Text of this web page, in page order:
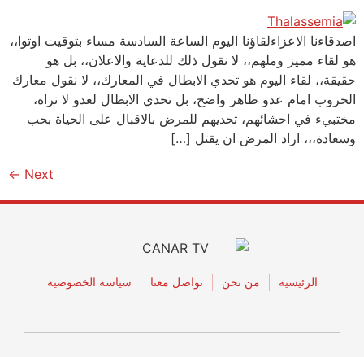
اصدقاءنا الاعزاءلقاؤنا اليوم الساعة السادسة مساء بتوقيت اوتوا،،
هو لقاء مميز وملهم،، لا نقول ذلك للدعاية والاعلان،، بل هو
حقيقة،، لقاء اليوم هو تحدي الابطال في المعارك،، لا نقول معارك
الحروب امام عدو ظاهر واضح، بل تحدي الابطال لعدو لا نراه،
مختبيء في احشائهم، تحديهم للمرض بالاقبال على الحياة بحب
وسعادة،،، اراد المرض ان يقتل […]
Next
←
الرئيسية من نحن تواصل معنا سياسة الخصوصية